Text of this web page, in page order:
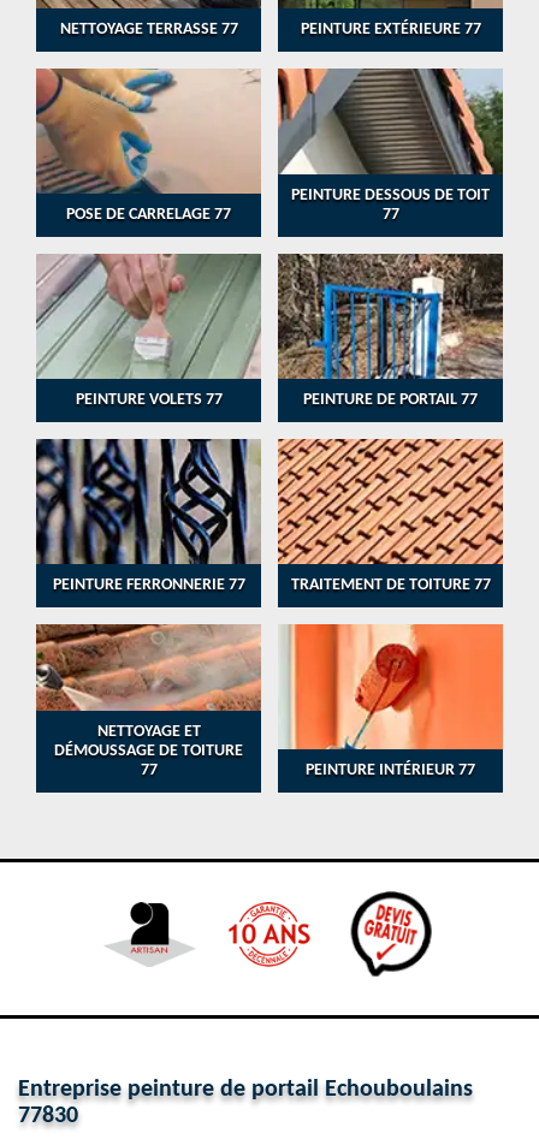
NETTOYAGE TERRASSE 77 PEINTURE EXTÉRIEURE 77
POSE DE CARRELAGE 77
PEINTURE DESSOUS DE TOIT
77
PEINTURE VOLETS 77 PEINTURE DE PORTAIL 77
PEINTURE FERRONNERIE 77 TRAITEMENT DE TOITURE 77
NETTOYAGE ET
DÉMOUSSAGE DE TOITURE
77
PEINTURE INTÉRIEUR 77
Entreprise peinture de portail Echouboulains
77830